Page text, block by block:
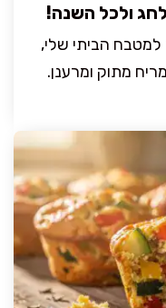
ולכל השנה!
למטבח הביתי שלי,
מתוק ומרענן.